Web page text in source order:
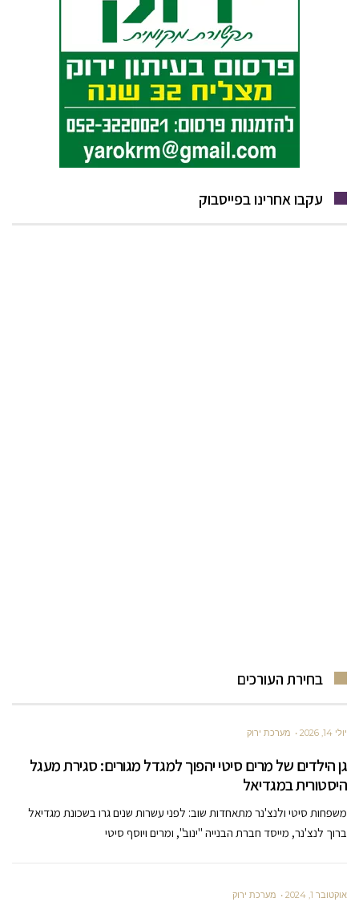
עקבו אחרינו בפייסבוק
בחירת העורכים
יולי 14, 2026 מערכת ירוק
גן הילדים של מרים סיטי יהפוך למגדל מגורים: סגירת מעגל
היסטורית במגדיאל
משפחות סיטי ולנצ'נר מתאחדות שוב: לפני עשרות שנים גרו בשכונת מגדיאל
ברוך לנצ'נר, מייסד חברת הבנייה "ינוב", ומרים ויוסף סיטי
אוקטובר 1, 2024 מערכת ירוק